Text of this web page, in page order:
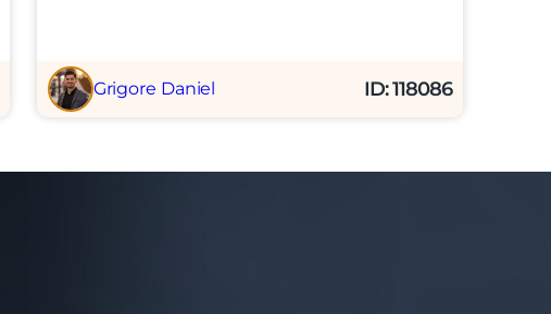
Grigore Daniel ID: 118086